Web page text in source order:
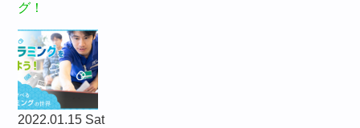
グ！
2022.01.15 Sat